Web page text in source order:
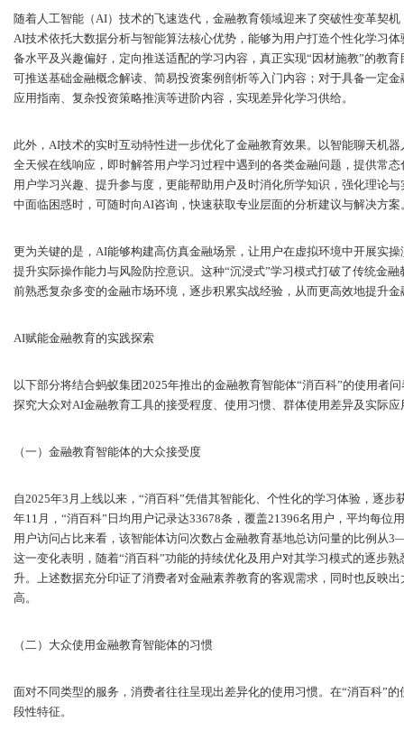
随着人工智能（AI）技术的飞速迭代，金融教育领域迎来了突破性变革契
AI技术依托大数据分析与智能算法核心优势，能够为用户打造个性化学习
备水平及兴趣偏好，定向推送适配的学习内容，真正实现“因材施教”的教
可推送基础金融概念解读、简易投资案例剖析等入门内容；对于具备一定
应用指南、复杂投资策略推演等进阶内容，实现差异化学习供给。
此外，AI技术的实时互动特性进一步优化了金融教育效果。以智能聊天机
全天候在线响应，即时解答用户学习过程中遇到的各类金融问题，提供常
用户学习兴趣、提升参与度，更能帮助用户及时消化所学知识，强化理论
中面临困惑时，可随时向AI咨询，快速获取专业层面的分析建议与解决方案
更为关键的是，AI能够构建高仿真金融场景，让用户在虚拟环境中开展实
提升实际操作能力与风险防控意识。这种“沉浸式”学习模式打破了传统金
前熟悉复杂多变的金融市场环境，逐步积累实战经验，从而更高效地提升金
AI赋能金融教育的实践探索
以下部分将结合蚂蚁集团2025年推出的金融教育智能体“消百科”的使用者
探究大众对AI金融教育工具的接受程度、使用习惯、群体使用差异及实际
（一）金融教育智能体的大众接受度
自2025年3月上线以来，“消百科”凭借其智能化、个性化的学习体验，逐
年11月，“消百科”日均用户记录达33678条，覆盖21396名用户，平均每位
用户访问占比来看，该智能体访问次数占金融教育基地总访问量的比例从
这一变化表明，随着“消百科”功能的持续优化及用户对其学习模式的逐步
升。上述数据充分印证了消费者对金融素养教育的客观需求，同时也反映
高。
（二）大众使用金融教育智能体的习惯
面对不同类型的服务，消费者往往呈现出差异化的使用习惯。在“消百科”
段性特征。